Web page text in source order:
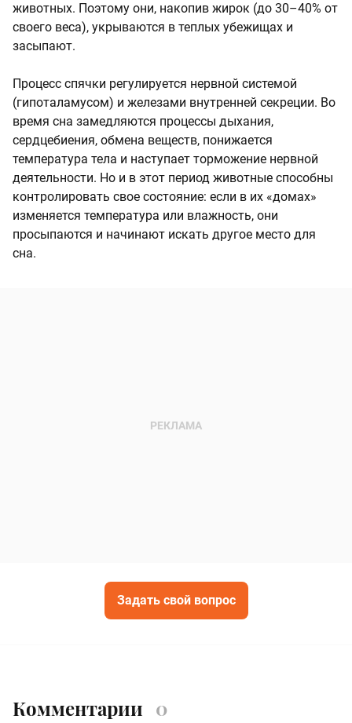
животных. Поэтому они, накопив жирок (до 30–40% от
своего веса), укрываются в теплых убежищах и
засыпают.
Процесс спячки регулируется нервной системой
(гипоталамусом) и железами внутренней секреции. Во
время сна замедляются процессы дыхания,
сердцебиения, обмена веществ, понижается
температура тела и наступает торможение нервной
деятельности. Но и в этот период животные способны
контролировать свое состояние: если в их «домах»
изменяется температура или влажность, они
просыпаются и начинают искать другое место для
сна.
Задать свой вопрос
Комментарии 0